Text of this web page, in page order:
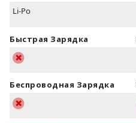
Li-Po
Быстрая Зарядка
Беспроводная Зарядка